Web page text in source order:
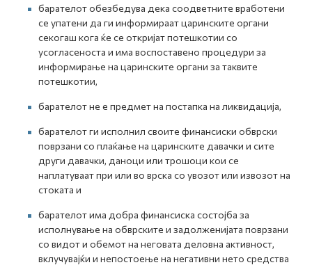
барателот обезбедува дека соодветните вработени
се упатени да ги информираат царинските органи
секогаш кога ќе се откријат потешкотии со
усогласеноста и има воспоставено процедури за
информирање на царинските органи за таквите
потешкотии,
барателот не е предмет на постапка на ликвидација,
барателот ги исполнил своите финансиски обврски
поврзани со плаќање на царинските давачки и сите
други давачки, даноци или трошоци кои се
наплатуваат при или во врска со увозот или извозот на
стоката и
барателот има добра финансиска состојба за
исполнување на обврските и задолженијата поврзани
со видот и обемот на неговата деловна активност,
вклучувајќи и непостоење на негативни нето средства